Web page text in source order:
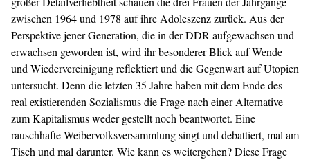
zwischen 1964 und 1978 auf ihre Adoleszenz zurück. Aus der
Perspektive jener Generation, die in der DDR aufgewachsen und
erwachsen geworden ist, wird ihr besonderer Blick auf Wende
und Wiedervereinigung reflektiert und die Gegenwart auf Utopien
untersucht. Denn die letzten 35 Jahre haben mit dem Ende des
real existierenden Sozialismus die Frage nach einer Alternative
zum Kapitalismus weder gestellt noch beantwortet. Eine
rauschhafte Weibervolksversammlung singt und debattiert, mal am
Tisch und mal darunter. Wie kann es weitergehen? Diese Frage